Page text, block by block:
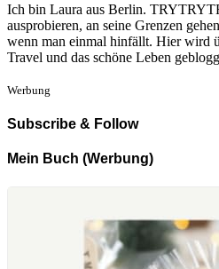
Ich bin Laura aus Berlin.
ausprobieren, an seine Grenzen
wenn man einmal hinfällt. Hier wird
Travel und das schöne Leben
Werbung
Subscribe & Follow
Mein Buch (Werbung)